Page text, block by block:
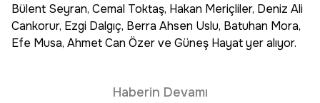
Bülent Seyran, Cemal Toktaş, Hakan Meriçliler, Deniz Ali
Cankorur, Ezgi Dalgıç, Berra Ahsen Uslu, Batuhan Mora,
Efe Musa, Ahmet Can Özer ve Güneş Hayat yer alıyor.
Haberin Devamı